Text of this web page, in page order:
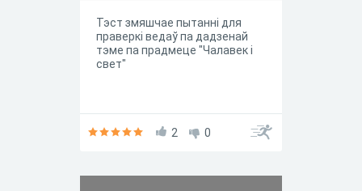
Тэст змяшчае пытанні для
праверкі ведаў па дадзенай
тэме па прадмеце "Чалавек і
свет"
2 0